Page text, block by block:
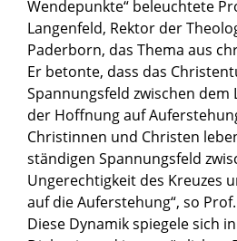
Wendepunkte“ beleuchtete
Langenfeld, Rektor der
Paderborn, das Thema aus
Er betonte, dass das
Spannungsfeld zwischen dem
der Hoffnung auf
Christinnen und Christen
ständigen Spannungsfeld
Ungerechtigkeit des Kreuzes
auf die Auferstehung“, so
Diese Dynamik spiegele sich